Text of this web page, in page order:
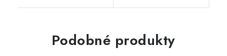
oboustrannou UV...
30 x 30 cm.
Podobné produkty